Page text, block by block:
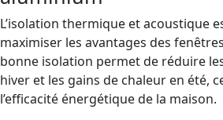
L’isolation thermique et acoustique
maximiser les avantages des
bonne isolation permet de réduire
hiver et les gains de chaleur en été,
l’efficacité énergétique de la maison.